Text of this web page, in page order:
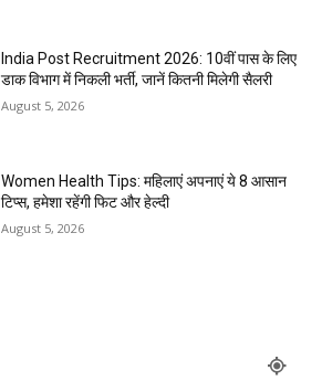
India Post Recruitment 2026: 10वीं पास के लिए
डाक विभाग में निकली भर्ती, जानें कितनी मिलेगी सैलरी
August 5, 2026
Women Health Tips: महिलाएं अपनाएं ये 8 आसान
टिप्स, हमेशा रहेंगी फिट और हेल्दी
August 5, 2026